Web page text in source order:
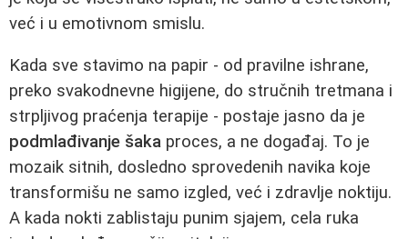
već i u emotivnom smislu.
Kada sve stavimo na papir - od pravilne ishrane,
preko svakodnevne higijene, do stručnih tretmana i
strpljivog praćenja terapije - postaje jasno da je
podmlađivanje šaka proces, a ne događaj. To je
mozaik sitnih, dosledno sprovedenih navika koje
transformišu ne samo izgled, već i zdravlje noktiju.
A kada nokti zablistaju punim sjajem, cela ruka